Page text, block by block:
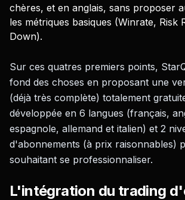
chères, et en anglais, sans proposer
les métriques basiques (Winrate, Risk
Down).
Sur ces quatres premiers points,
fond des choses en proposant une
(déjà très complète) totalement
développée en 6 langues (français,
espagnole, allemand et italien) et 2
d'abonnements (à prix raisonnables)
souhaitant se professionnaliser.
L'intégration du trading